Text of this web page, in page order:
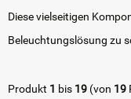
Diese vielseitigen
Beleuchtungslösung zu
Produkt 1 bis 19 (von 19